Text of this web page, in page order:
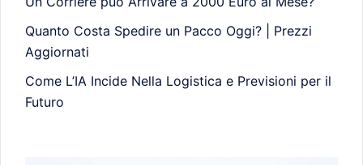
Quanto Costa Spedire un Pacco Oggi? | Prezzi
Aggiornati
Come L’IA Incide Nella Logistica e Previsioni per il
Futuro